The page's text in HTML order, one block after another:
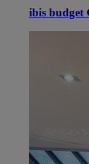
ibis budget